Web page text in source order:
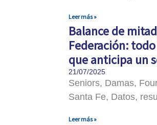
Leer más »
Balance de
Federación:
que anticipa un
21/07/2025
Seniors, Damas,
Santa Fe, Datos,
Leer más »